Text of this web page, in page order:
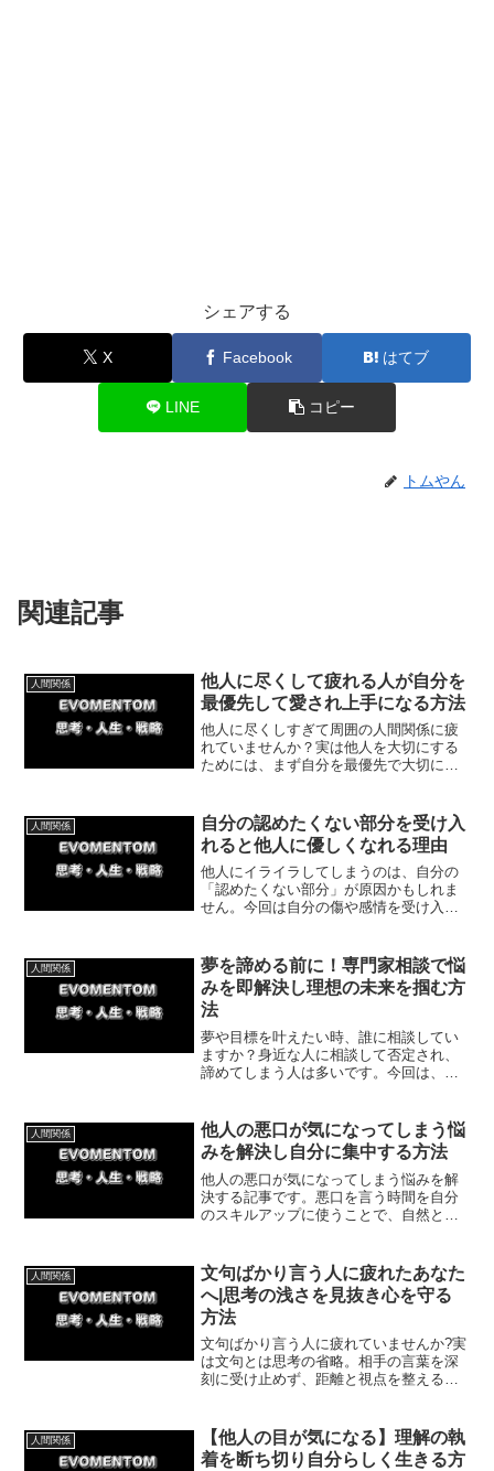
シェアする
X Facebook はてブ
LINE コピー
トムやん
関連記事
人間関係
他人に尽くして疲れる人が自分を
最優先して愛され上手になる方法
他人に尽くしすぎて周囲の人間関係に疲
れていませんか？実は他人を大切にする
ためには、まず自分を最優先で大切にす
を解説します。まずは自分の心の余裕を
取り戻しましょう。
人間関係
自分の認めたくない部分を受け入
れると他人に優しくなれる理由
他人にイライラしてしまうのは、自分の
「認めたくない部分」が原因かもしれま
せん。今回は自分の傷や感情を受け入れ
く紹介していきます。
人間関係
夢を諦める前に！専門家相談で悩
みを即解決し理想の未来を掴む方
法
夢や目標を叶えたい時、誰に相談してい
ますか？身近な人に相談して否定され、
諦めてしまう人は多いです。今回は、な
プロの力を借りて、最短ルートで夢を叶
えましょう！
人間関係
他人の悪口が気になってしまう悩
みを解決し自分に集中する方法
他人の悪口が気になってしまう悩みを解
決する記事です。悪口を言う時間を自分
のスキルアップに使うことで、自然と他
な方法とその効果、私の体験談を紹介し
ます。
人間関係
文句ばかり言う人に疲れたあなた
へ|思考の浅さを見抜き心を守る
方法
文句ばかり言う人に疲れていませんか?実
は文句とは思考の省略。相手の言葉を深
刻に受け止めず、距離と視点を整えるこ
す。
人間関係
【他人の目が気になる】理解の執
着を断ち切り自分らしく生きる方